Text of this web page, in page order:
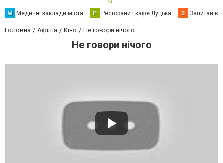
М Медичні заклади міста Р Ресторани і кафе Луцька З Запитай
Головна Афіша Кіно Не говори нічого
Не говори нічого